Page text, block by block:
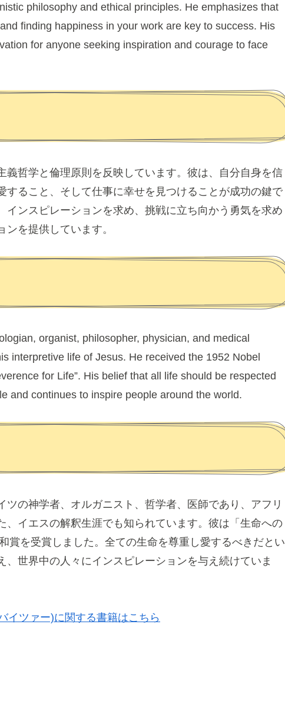
philosophy and ethical principles. He emphasizes that
finding happiness in your work are key to success. His
for anyone seeking inspiration and courage to face
義哲学と倫理原則を反映しています。彼は、自分自身を信
すること、そして仕事に幸せを見つけることが成功の鍵で
インスピレーションを求め、挑戦に立ち向かう勇気を求め
を提供しています。
organist, philosopher, physician, and medical
interpretive life of Jesus. He received the 1952 Nobel
for Life”. His belief that all life should be respected
and continues to inspire people around the world.
ツの神学者、オルガニスト、哲学者、医師であり、アフリ
、イエスの解釈生涯でも知られています。彼は「生命への
賞を受賞しました。全ての生命を尊重し愛するべきだとい
、世界中の人々にインスピレーションを与え続けていま
イツァー)に関する書籍はこちら